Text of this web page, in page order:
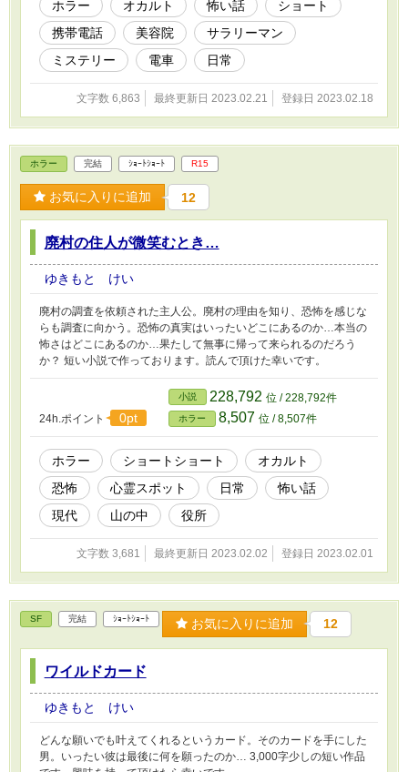
ホラー オカルト 怖い話
ショート
携帯電話
美容院
サラリーマン
ミステリー
電車 日常
文字数 6,863 最終更新日 2023.02.21 登録日 2023.02.18
ホラー 完結 ｼｮｰﾄｼｮｰﾄ R15
お気に入りに追加 12
廃村の住人が微笑むとき…
ゆきもと けい
廃村の調査を依頼された主人公。廃村の理由を知り、恐怖を感じな
らも調査に向かう。恐怖の真実はいったいどこにあるのか…本当の
怖さはどこにあるのか…果たして無事に帰って来られるのだろう
か？ 短い小説で作っております。読んで頂けた幸いです。
24h.ポイント 0pt
小説 228,792 位 / 228,792件
ホラー 8,507 位 / 8,507件
ホラー ショートショート
オカルト
恐怖
心霊スポット 日常
怖い話
現代
山の中 役所
文字数 3,681 最終更新日 2023.02.02 登録日 2023.02.01
SF 完結 ｼｮｰﾄｼｮｰﾄ お気に入りに追加 12
ワイルドカード
ゆきもと けい
どんな願いでも叶えてくれるというカード。そのカードを手にした
男。いったい彼は最後に何を願ったのか… 3,000字少しの短い作品